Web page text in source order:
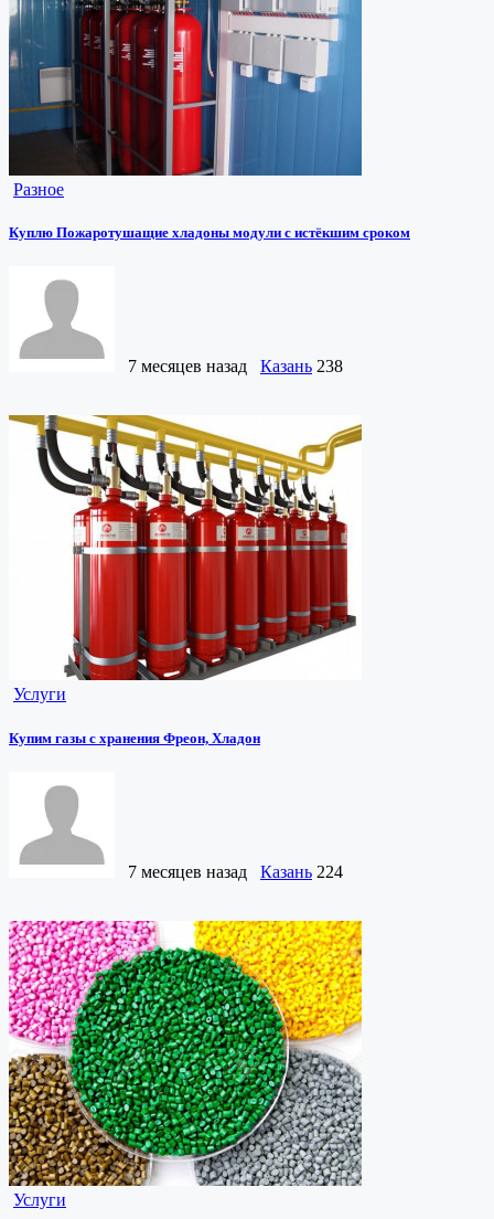
Разное
Куплю Пожаротушащие хладоны модули с истёкшим сроком
7 месяцев назад Казань 238
Услуги
Купим газы с хранения Фреон, Хладон
7 месяцев назад Казань 224
Услуги